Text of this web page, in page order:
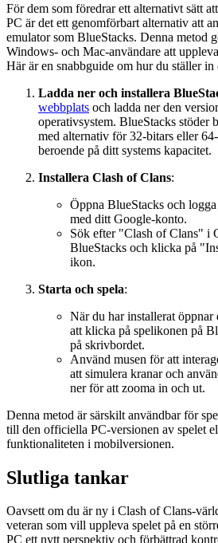
För dem som föredrar ett alternativt sätt
PC är det ett genomförbart alternativ att
emulator som BlueStacks. Denna metod
Windows- och Mac-användare att
Här är en snabbguide om hur du ställer in
Ladda ner och installera
webbplats och ladda ner den
operativsystem. BlueStacks stöder
med alternativ för 32-bitars eller
beroende på ditt systems kapacitet.
Installera Clash of Clans:
Öppna BlueStacks och
med ditt Google-konto.
Sök efter "Clash of Clans" i
BlueStacks och klicka på
ikon.
Starta och spela:
När du har installerat
att klicka på spelikonen på
på skrivbordet.
Använd musen för att
att simulera kranar och
ner för att zooma in och ut.
Denna metod är särskilt användbar för
till den officiella PC-versionen av spelet
funktionaliteten i mobilversionen.
Slutliga tankar
Oavsett om du är ny i Clash of Clans-
veteran som vill uppleva spelet på en
PC ett nytt perspektiv och förbättrad